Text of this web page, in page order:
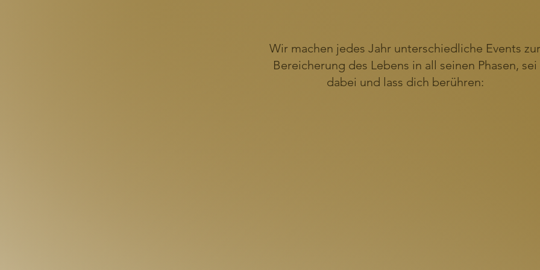
Wir machen jedes Jahr unterschiedliche Events zur
Bereicherung des Lebens in all seinen Phasen, sei
dabei und lass dich berühren: